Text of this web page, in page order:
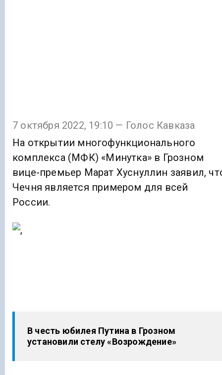
7 октября 2022, 19:10 — Голос Кавказа
На открытии многофункционального
комплекса (МФК) «Минутка» в Грозном
вице-премьер Марат Хуснуллин заявил,
Чечня является примером для всей
России.
В честь юбилея Путина в Грозном
установили стелу «Возрождение»